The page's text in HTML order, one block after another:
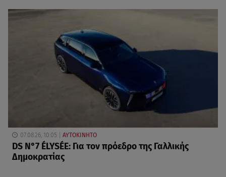
07.08.26, 10:05 ΑΥΤΟΚΙΝΗΤΟ
DS N°7 ÉLYSÉE: Για τον πρόεδρο της Γαλλικής
Δημοκρατίας